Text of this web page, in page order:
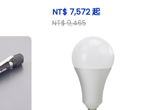
NT$ 7,572 起
NT$ 9,465